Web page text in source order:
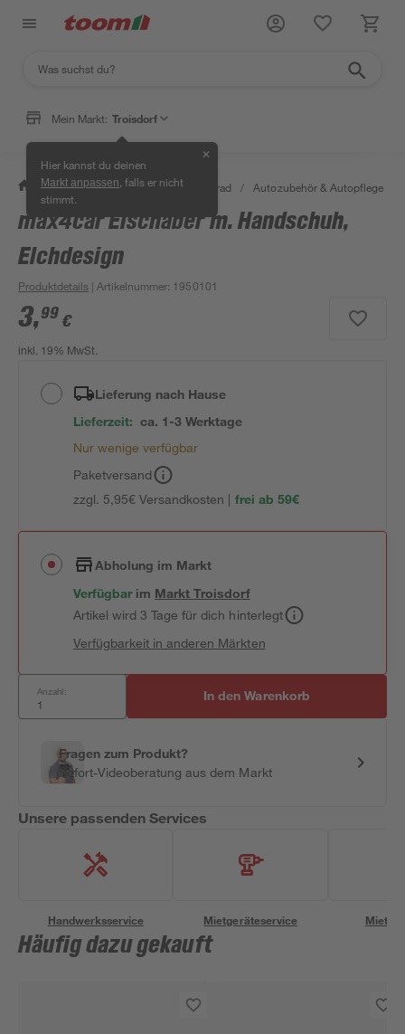
Mein Markt: Troisdorf
Hier kannst du deinen
Markt anpassen , falls er nicht
stimmt.
✕
/ Garten & Freizeit / Auto & Fahrrad / Autozubehör & Autopflege
max4car Eischaber m. Handschuh,
Elchdesign
Produktdetails | Artikelnummer: 1950101
3,99 €
inkl. 19% MwSt.
Lieferung nach Hause
Lieferzeit: ca. 1-3 Werktage
Nur wenige verfügbar
Paketversand
zzgl. 5,95€ Versandkosten | frei ab 59€
Abholung im Markt
Verfügbar im MarktTroisdorf
Artikel wird 3 Tage für dich hinterlegt
Verfügbarkeit in anderen Märkten
Anzahl: In den Warenkorb
Fragen zum Produkt?
Sofort-Videoberatung aus dem Markt
Unsere passenden Services
Handwerksservice Mietgeräteservice
Häufig dazu gekauft